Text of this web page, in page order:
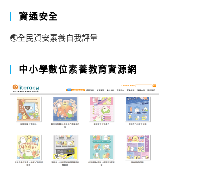
資通安全
🌏全民資安素養自我評量
中小學數位素養教育資源網